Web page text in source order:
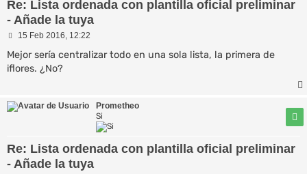
Re: Lista ordenada con plantilla oficial preliminar
- Añade la tuya
M
n
a
15 Feb 2016, 12:22
Mejor sería centralizar todo en una sola lista, la primera de
iflores. ¿No?
Prometheo
Si
Re: Lista ordenada con plantilla oficial preliminar
- Añade la tuya